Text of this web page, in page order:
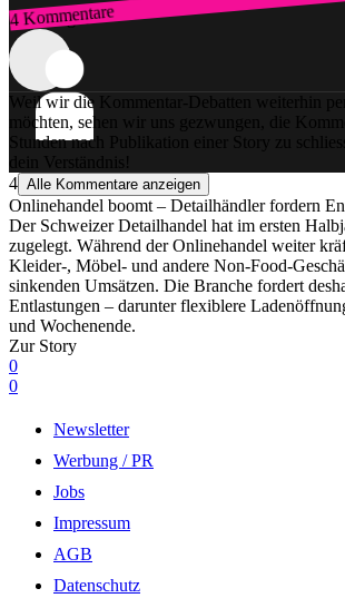
4 Kommentare
Zum Login
Weil wir die Kommentar-Debatten weiterhin
möchten, sehen wir uns gezwungen, die
Stunden nach Publikation einer Story zu
dein Verständnis!
4 Alle Kommentare anzeigen
Onlinehandel boomt – Detailhändler fordern
Der Schweizer Detailhandel hat im ersten
zugelegt. Während der Onlinehandel weiter
Kleider-, Möbel- und andere Non-Food-
sinkenden Umsätzen. Die Branche fordert
Entlastungen – darunter flexiblere
und Wochenende.
Zur Story
0
0
Newsletter
Werbung / PR
Jobs
Impressum
AGB
Datenschutz